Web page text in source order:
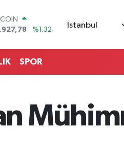
%0.08
%-0.02
%11
İstanbul
SPOR